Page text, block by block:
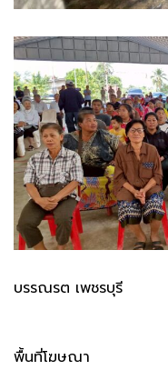
บรรณรต เพชรบุรี
พื้นที่โฆษณา